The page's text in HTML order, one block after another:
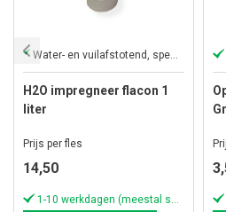
Water- en vuilafstotend, speciaal voor de H2O-serie
H2O impregneer flacon 1
liter
Prijs per fles
14,50